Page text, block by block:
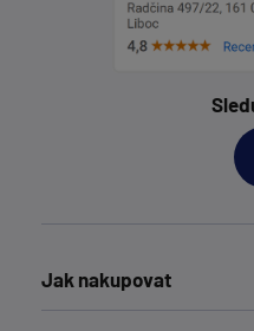
Jak nakupovat